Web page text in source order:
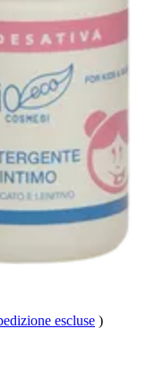
escluse )